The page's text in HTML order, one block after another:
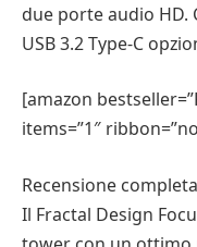
due porte audio HD.
USB 3.2 Type-C
[amazon
items=”1″
Recensione completa
Il Fractal Design